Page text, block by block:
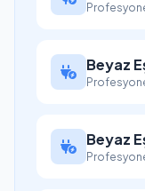
Beyaz
Beyaz